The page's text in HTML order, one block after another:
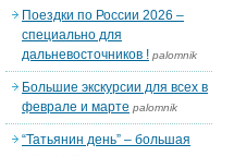
Поездки по России 2026 –
специально для
дальневосточников ! palomnik
Большие экскурсии для всех в
феврале и марте palomnik
“Татьянин день” – большая